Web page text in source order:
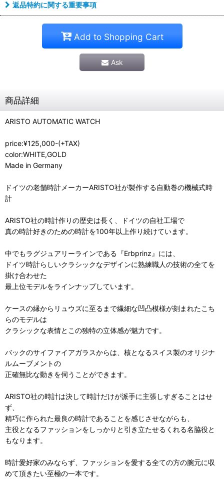
返品特約に関する重要事項
Add to Shopping Cart
Ask
商品詳細
ARISTO AUTOMATIC WATCH
price:¥125,000-(+TAX)
color:WHITE,GOLD
Made in Germany
ドイツの老舗時計メーカーARISTO社が製作する自動巻の機械式時
計
ARISTO社の時計作りの歴史は長く、ドイツの自社工場で
真の時計好きのための時計を100年以上作り続けています。
中でもラグジュアリーラインである『Erbprinz』には、
ドイツ時計らしいクラシックなデザインに熟練職人の技術の全てを
掛け合わせた
最上位モデルをラインナップしています。
ケースの縁からリュウズに至るまで繊細な凹凸模様が刻まれたこち
らのモデルは
クラシックな表情とこの独特の立体感が魅力です。
バックのサイファイアガラスからは、核となるスイス製のオリジナ
ルムーブメントの
正確無比な動きを伺うことができます。
ARISTO社の時計は決して時計だけが派手に主張しすぎることはせ
ず、
精巧に作られた最良の時計であることを感じさせながらも、
主役となるファッションをしっかりと引き立たせるくれる名脇役と
もなります。
時計愛好家のみならず、ファッションを愛する全ての方の腕元に収
めて頂きたい至極の一本です。